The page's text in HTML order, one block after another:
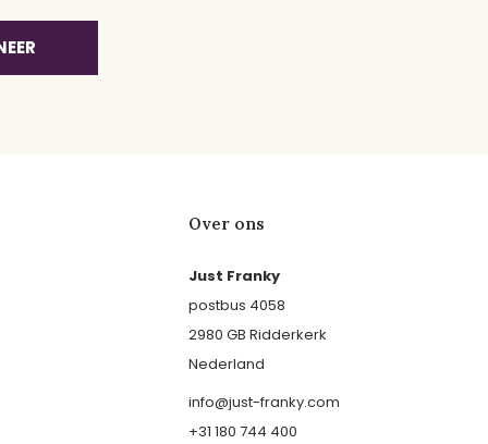
Over ons
Just Franky
postbus 4058
2980 GB Ridderkerk
Nederland
info@just-franky.com
+31 180 744 400